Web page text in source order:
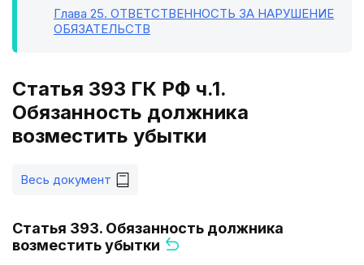
Глава 25. ОТВЕТСТВЕННОСТЬ ЗА НАРУШЕНИЕ
ОБЯЗАТЕЛЬСТВ
Статья 393 ГК РФ ч.1.
Обязанность должника
возместить убытки
Весь документ
Статья 393. Обязанность должника
возместить убытки